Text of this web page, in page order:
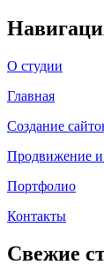
О студии
Главная
Создание
Продвижение
Портфолио
Контакты
Свежие